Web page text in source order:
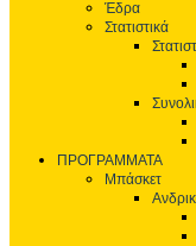
Έδρα
Στατιστικά
ΠΡΟΓΡΑΜΜΑΤΑ
Μπάσκετ